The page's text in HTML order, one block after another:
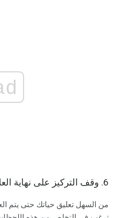
6. وقف التركيز على نهاية العلاج ، وابدأ الحياة كل يوم
من السهل تعليق حياتك حتى يتم